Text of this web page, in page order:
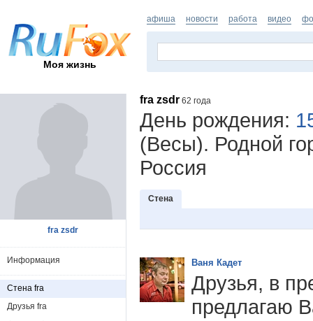
Моя жизнь
афиша новости работа видео
fra zsdr 62 года
День рождения:
(Весы). Родной
Россия
Стена
Ваня Кадет
Друзья, в
предлагаю
fra zsdr
Информация
Стена fra
Друзья fra